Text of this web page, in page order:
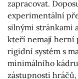
zapracovat.
experimentální
silnými stránkami
kteří nemají herní
rigidní systém s
minimálního
zástupnosti